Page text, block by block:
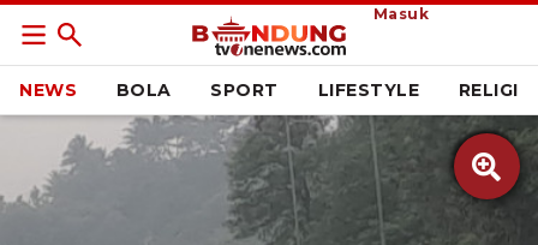
Masuk
NEWS BOLA SPORT LIFESTYLE RELIGI
